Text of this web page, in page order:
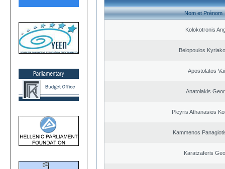
Nom et Prénom
Kolokotronis
Belopoulos
Apostolatos
Anatolakis
Pleyris Athanasios
Kammenos
Karatzaferis